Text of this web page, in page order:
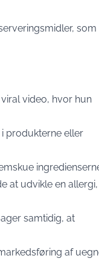
som
video, hvor hun
produkterne eller
at udvikle en allergi,
samtidig, at
af